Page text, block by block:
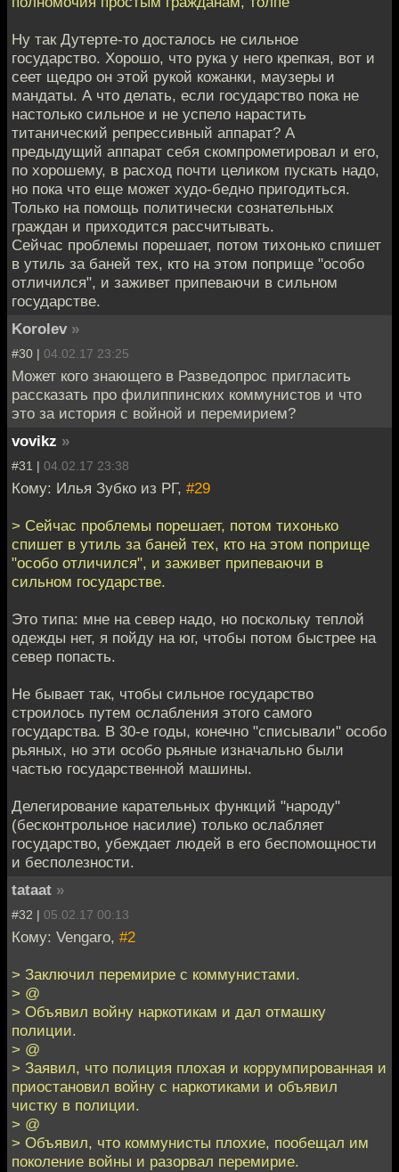
Ну так Дутерте-то досталось не сильное
государство. Хорошо, что рука у него крепкая, вот и
сеет щедро он этой рукой кожанки, маузеры и
мандаты. А что делать, если государство пока не
настолько сильное и не успело нарастить
титанический репрессивный аппарат? А
предыдущий аппарат себя скомпрометировал и его,
по хорошему, в расход почти целиком пускать надо,
но пока что еще может худо-бедно пригодиться.
Только на помощь политически сознательных
граждан и приходится рассчитывать.
Сейчас проблемы порешает, потом тихонько спишет
в утиль за баней тех, кто на этом поприще "особо
отличился", и заживет припеваючи в сильном
государстве.
Korolev »
#30 | 04.02.17 23:25
Может кого знающего в Разведопрос пригласить
рассказать про филиппинских коммунистов и что
это за история с войной и перемирием?
vovikz »
#31 | 04.02.17 23:38
Кому: Илья Зубко из РГ, #29
> Сейчас проблемы порешает, потом тихонько
спишет в утиль за баней тех, кто на этом поприще
"особо отличился", и заживет припеваючи в
сильном государстве.
Это типа: мне на север надо, но поскольку теплой
одежды нет, я пойду на юг, чтобы потом быстрее на
север попасть.
Не бывает так, чтобы сильное государство
строилось путем ослабления этого самого
государства. В 30-е годы, конечно "списывали" особо
рьяных, но эти особо рьяные изначально были
частью государственной машины.
Делегирование карательных функций "народу"
(бесконтрольное насилие) только ослабляет
государство, убеждает людей в его беспомощности
и бесполезности.
tataat »
#32 | 05.02.17 00:13
Кому: Vengaro, #2
> Заключил перемирие с коммунистами.
> @
> Объявил войну наркотикам и дал отмашку
полиции.
> @
> Заявил, что полиция плохая и коррумпированная и
приостановил войну с наркотиками и объявил
чистку в полиции.
> @
> Объявил, что коммунисты плохие, пообещал им
поколение войны и разорвал перемирие.